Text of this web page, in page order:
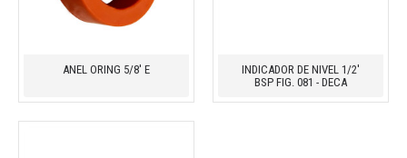
ANEL ORING 5/8' E
INDICADOR DE NIVEL 1/2'
BSP FIG. 081 - DECA